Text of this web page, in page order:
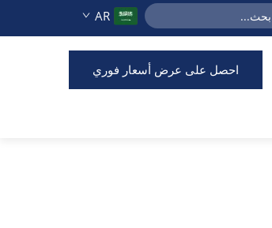
AR
احصل على عرض أسعار فوري